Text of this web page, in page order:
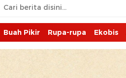
Buah Pikir Rupa-rupa Ekobis